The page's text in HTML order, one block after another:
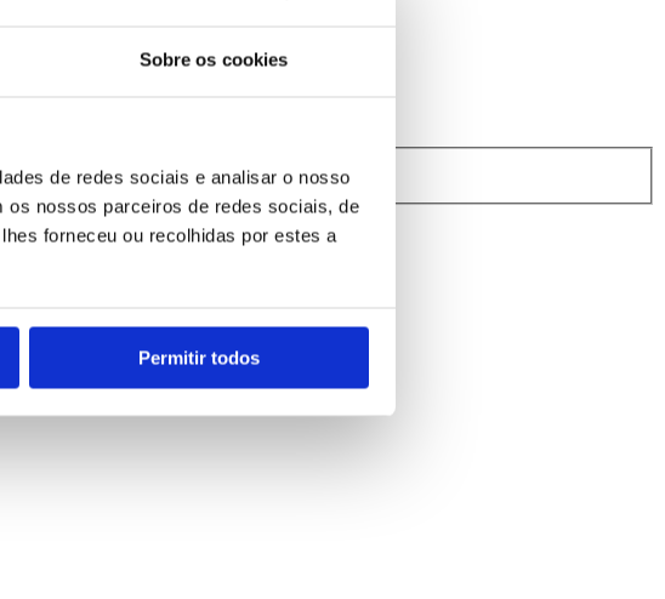
Sobre os cookies
de redes sociais e analisar o nosso
os nossos parceiros de redes sociais, de
forneceu ou recolhidas por estes a
Permitir todos
por parte da Brindibérica.